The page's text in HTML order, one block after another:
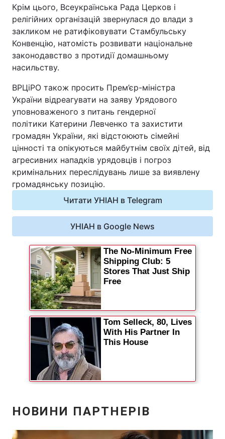
Крім цього, Всеукраїнська Рада Церков і
релігійних організацій звернулася до влади з
закликом не ратифіковувати Стамбульську
Конвенцію, натомість розвивати національне
законодавство з протидії домашньому
насильству.
ВРЦіРО також просить Прем’єр-міністра
України відреагувати на заяву Урядового
уповноваженого з питань гендерної
політики Катерини Левченко та захистити
громадян України, які відстоюють сімейні
цінності та опікуються майбутнім своїх дітей, від
агресивних нападків урядовців і погроз
кримінальних переслідувань лише за виявлену
громадянську позицію.
Читати УНІАН в Telegram
УНІАН в Google News